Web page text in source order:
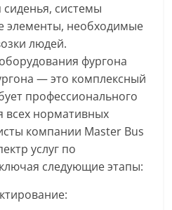
системы
элементы, необходимые
людей.
фургона
— это комплексный
профессионального
всех нормативных
компании Master Bus
услуг по
следующие этапы: